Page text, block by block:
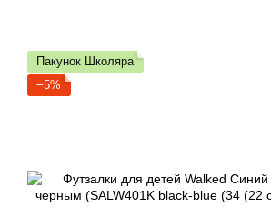
Пакунок Школяра
−5%